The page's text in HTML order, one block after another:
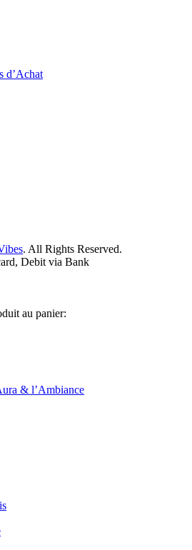
d’Achat
. All Rights Reserved.
au panier:
& l’Ambiance